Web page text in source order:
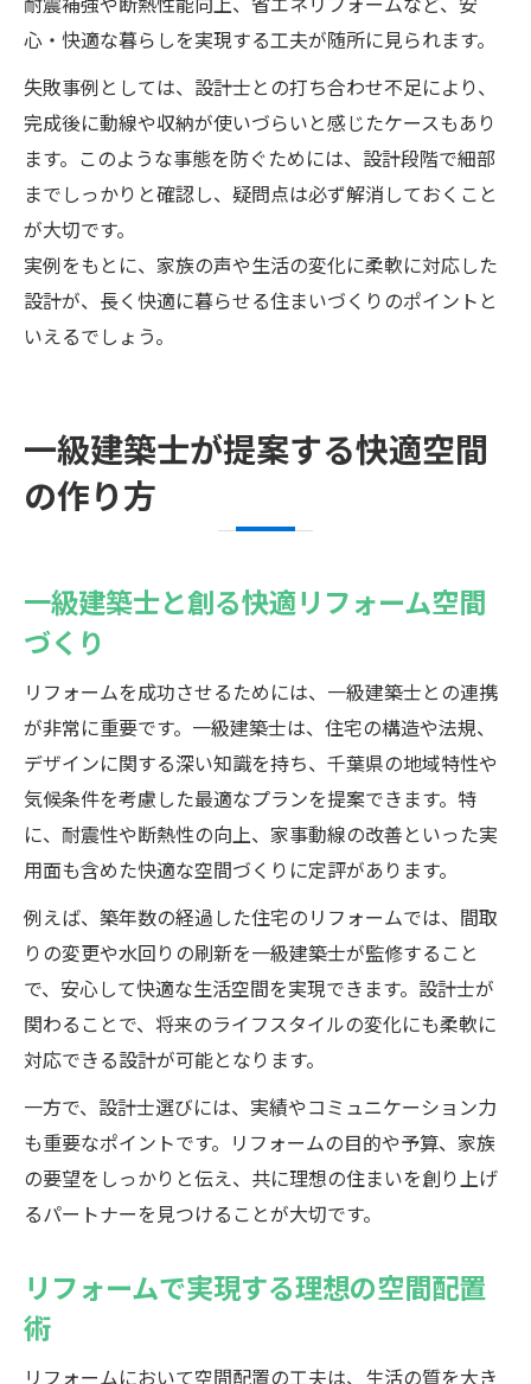
心・快適な暮らしを実現する工夫が随所に見られます。
失敗事例としては、設計士との打ち合わせ不足により、
完成後に動線や収納が使いづらいと感じたケースもあり
ます。このような事態を防ぐためには、設計段階で細部
までしっかりと確認し、疑問点は必ず解消しておくこと
が大切です。
実例をもとに、家族の声や生活の変化に柔軟に対応した
設計が、長く快適に暮らせる住まいづくりのポイントと
いえるでしょう。
一級建築士が提案する快適空間
の作り方
一級建築士と創る快適リフォーム空間
づくり
リフォームを成功させるためには、一級建築士との連携
が非常に重要です。一級建築士は、住宅の構造や法規、
デザインに関する深い知識を持ち、千葉県の地域特性や
気候条件を考慮した最適なプランを提案できます。特
に、耐震性や断熱性の向上、家事動線の改善といった実
用面も含めた快適な空間づくりに定評があります。
例えば、築年数の経過した住宅のリフォームでは、間取
りの変更や水回りの刷新を一級建築士が監修すること
で、安心して快適な生活空間を実現できます。設計士が
関わることで、将来のライフスタイルの変化にも柔軟に
対応できる設計が可能となります。
一方で、設計士選びには、実績やコミュニケーション力
も重要なポイントです。リフォームの目的や予算、家族
の要望をしっかりと伝え、共に理想の住まいを創り上げ
るパートナーを見つけることが大切です。
リフォームで実現する理想の空間配置
術
リフォームにおいて空間配置の工夫は、生活の質を大き